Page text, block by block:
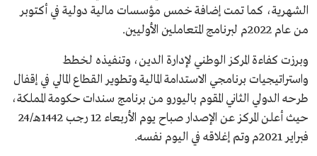
الشهرية، كما تمت إضافة خمس مؤسسات مالية دولية في أكتوبر
من عام 2022م لبرنامج المتعاملين الأوليين.
وبرزت كفاءة المركز الوطني لإدارة الدين، وتنفيذه لخطط
واستراتيجيات برنامجي الاستدامة المالية وتطوير القطاع المالي في إقفال
طرحه الدولي الثاني المقوم باليورو من برنامج سندات حكومة المملكة،
حيث أعلن المركز عن الإصدار صباح يوم الأربعاء 12 رجب 1442هـ/24
فبراير 2021م وتم إغلاقه في اليوم نفسه.